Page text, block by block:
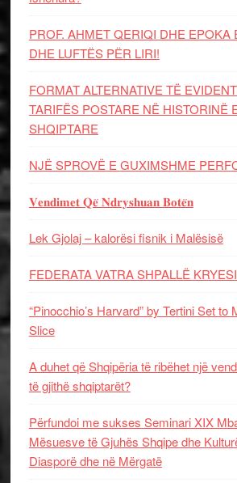
PROF. AHMET QERIQI DHE EPOKA
DHE LUFTЁS PЁR LIRI!
FORMAT ALTERNATIVE TË
TARIFËS POSTARE NË HISTORINË
SHQIPTARE
NJË SPROVË E GUXIMSHME
𝐕𝐞𝐧𝐝𝐢𝐦𝐞𝐭 𝐐𝐞̈ 𝐍𝐝𝐫𝐲𝐬𝐡𝐮𝐚𝐧 𝐁𝐨𝐭𝐞̈𝐧
Lek Gjolaj – kalorësi fisnik i Malësisë
FEDERATA VATRA SHPALLË
“Pinocchio’s Harvard” by Tertini Set to
Slice
A duhet që Shqipëria të ribëhet një
të gjithë shqiptarët?
Përfundoi me sukses Seminari XIX
Mësuesve të Gjuhës Shqipe dhe
Diasporë dhe në Mërgatë